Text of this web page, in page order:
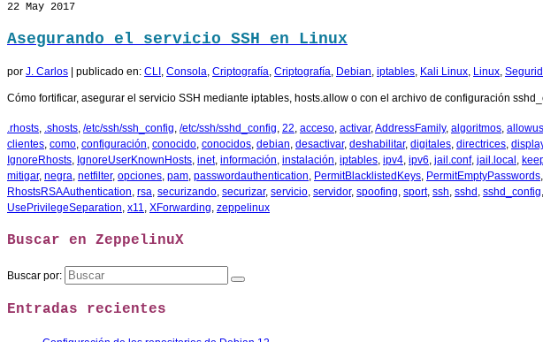
22 May 2017
Asegurando el servicio SSH en Linux
por J. Carlos publicado en: CLI , Consola, Criptografía, Criptografía, Debian, iptables, Kali Linux, Linux,
Cómo fortificar, asegurar el servicio SSH mediante iptables, hosts.allow o con el archivo de configuración
.rhosts, .shosts, /etc/ssh/ssh_config, /etc/ssh/sshd_config, 22, acceso, activar,AddressFamily, algoritmos,
clientes, como, configuración, conocido, conocidos, debian, desactivar, deshabilitar, digitales, directrices,
IgnoreRhosts, IgnoreUserKnownHosts, inet, información, instalación, iptables, ipv4, ipv6, jail.conf, jail.local ,
mitigar, negra, netfilter, opciones, pam, passwordauthentication, PermitBlacklistedKeys, PermitEmptyPasswords,
RhostsRSAAuthentication, rsa, securizando, securizar, servicio, servidor, spoofing, sport, ssh, sshd , sshd_config,
UsePrivilegeSeparation, x11, XForwarding, zeppelinux
Buscar en ZeppelinuX
Buscar por:
Entradas recientes